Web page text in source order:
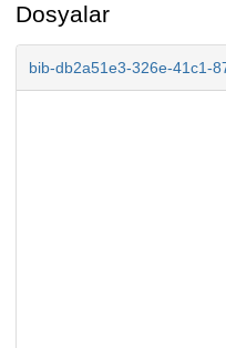
Dosyalar
bib-db2a51e3-326e-41c1-